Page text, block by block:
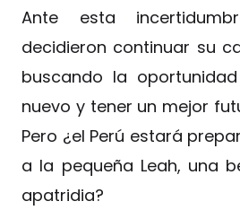
Ante esta
decidieron continuar su
buscando la
nuevo y tener un mejor
Pero ¿el Perú estará
a la pequeña Leah, una
apatridia?